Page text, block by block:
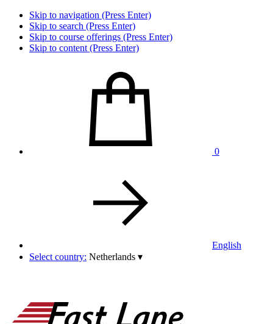
Skip to navigation (Press Enter)
Skip to search (Press Enter)
Skip to course offerings (Press Enter)
Skip to content (Press Enter)
0
English
Select country: Netherlands ▾